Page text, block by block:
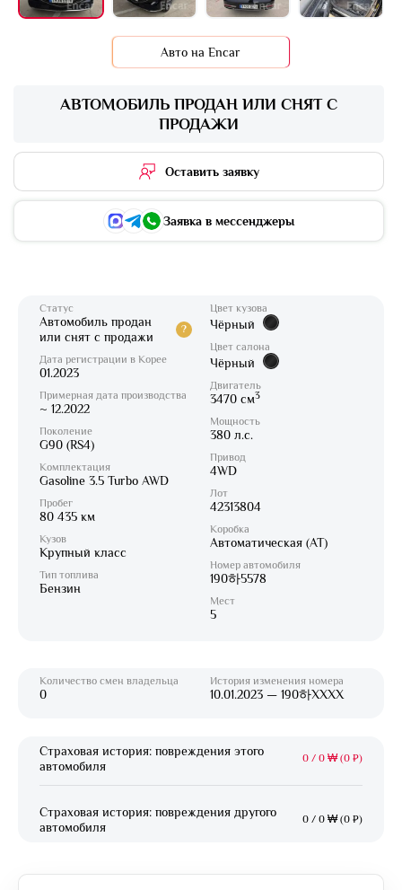
АВТОМОБИЛЬ ПРОДАН ИЛИ СНЯТ С
ПРОДАЖИ
Оставить заявку
Заявка в мессенджеры
Статус
Автомобиль продан
или снят с продажи
?
Дата регистрации в Корее
01.2023
Примерная дата производства
~ 12.2022
Поколение
G90 (RS4)
Комплектация
Gasoline 3.5 Turbo AWD
Пробег
80 435 км
Кузов
Крупный класс
Тип топлива
Бензин
Цвет кузова
Чёрный
Цвет салона
Чёрный
Двигатель
3470 см3
Мощность
380 л.с.
Привод
4WD
Лот
42313804
Коробка
Автоматическая (AT)
Номер автомобиля
190하5578
Мест
5
Количество смен владельца
0
История изменения номера
10.01.2023 — 190하XXXX
Страховая история: повреждения этого
автомобиля
0 / 0 ₩ (0 ₽)
Страховая история: повреждения другого
автомобиля
0 / 0 ₩ (0 ₽)
Авто на Encar